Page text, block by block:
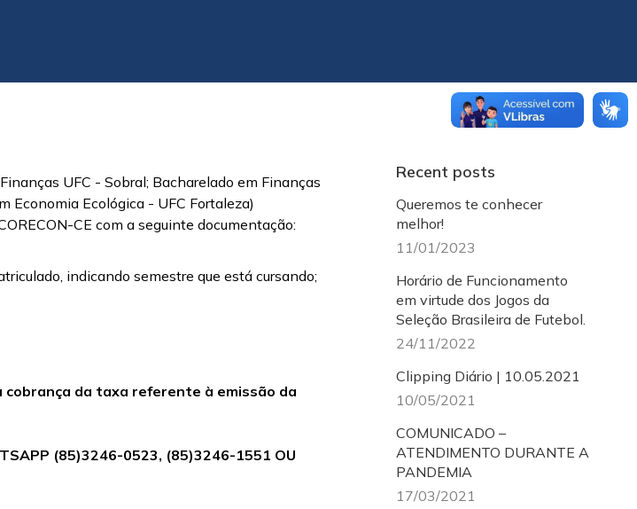
UFC - Sobral; Bacharelado em Finanças
Economia Ecológica - UFC Fortaleza)
CE com a seguinte documentação:
indicando semestre que está cursando;
da taxa referente à emissão da
(85)3246-0523, (85)3246-1551 OU
Recent posts
Queremos te conhecer
melhor!
11/01/2023
Horário de Funcionamento
em virtude dos Jogos da
Seleção Brasileira de Futebol.
24/11/2022
Clipping Diário | 10.05.2021
10/05/2021
COMUNICADO –
ATENDIMENTO DURANTE A
PANDEMIA
17/03/2021